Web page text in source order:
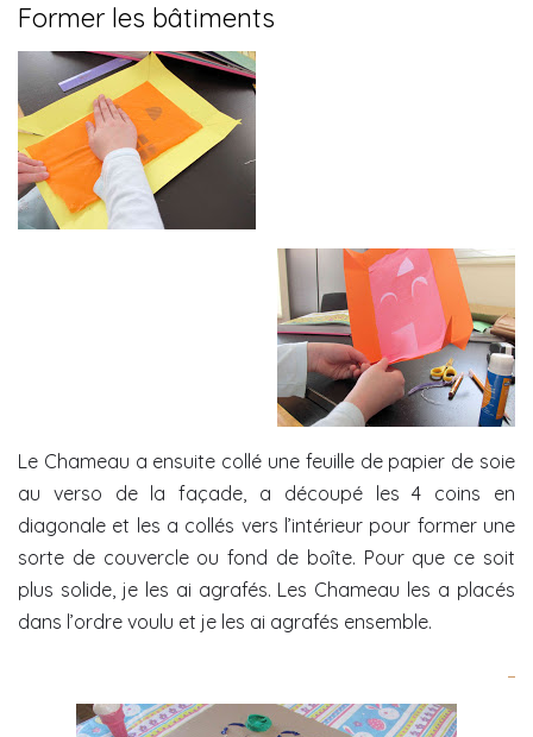
Former les bâtiments
Le Chameau a ensuite collé une feuille de papier de soie
au verso de la façade, a découpé les 4 coins en
diagonale et les a collés vers l’intérieur pour former une
sorte de couvercle ou fond de boîte. Pour que ce soit
plus solide, je les ai agrafés. Les Chameau les a placés
dans l’ordre voulu et je les ai agrafés ensemble.